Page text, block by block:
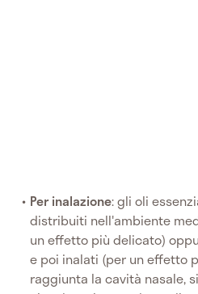
Per inalazione: gli oli
distribuiti nell'ambiente
un effetto più delicato)
e poi inalati (per un effetto
raggiunta la cavità nasale,